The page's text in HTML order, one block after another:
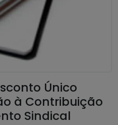
Único
à Contribuição
Sindical